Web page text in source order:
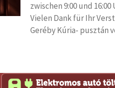
zwischen 9:00 und
Vielen Dank für Ihr
Geréby Kúria- pusztán